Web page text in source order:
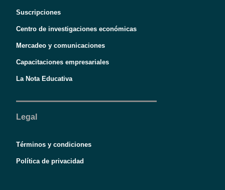
Suscripciones
Centro de investigaciones económicas
Mercadeo y comunicaciones
Capacitaciones empresariales
La Nota Educativa
Legal
Términos y condiciones
Política de privacidad